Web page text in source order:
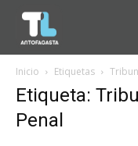
Inicio Etiquetas
Etiqueta:
Penal